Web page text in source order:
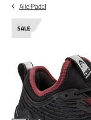
Alle Padel
SALE